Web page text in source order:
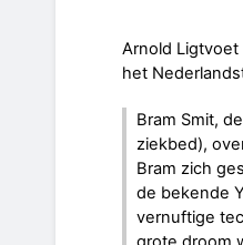
Arnold
het
Bram Smit,
ziekbed),
Bram zich
de bekende
vernuftige